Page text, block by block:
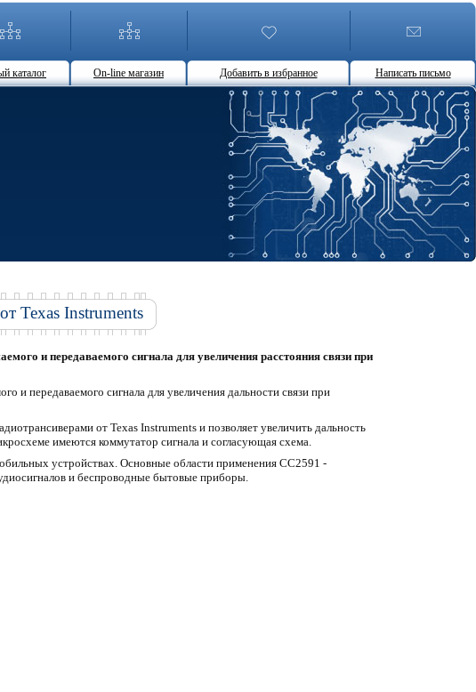
каталог On-line магазин Добавить в избранное Написать письмо
Texas Instruments
и передаваемого сигнала для увеличения расстояния связи при
и передаваемого сигнала для увеличения дальности связи при
от Texas Instruments и позволяет увеличить дальность
имеются коммутатор сигнала и согласующая схема.
устройствах. Основные области применения CC2591 -
и беспроводные бытовые приборы.